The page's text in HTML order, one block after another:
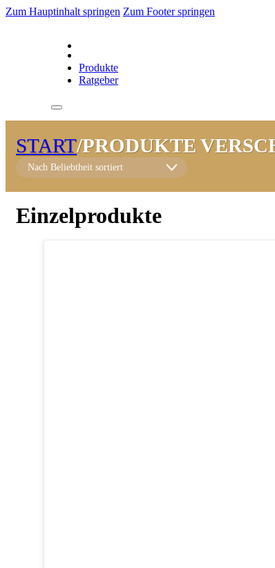
Zum Hauptinhalt springen Zum Footer springen
Produkte
Ratgeber
START/PRODUKTE
Einzelprodukte